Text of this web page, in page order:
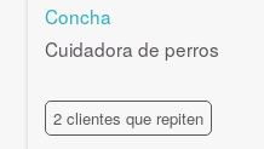
Concha
Cuidadora de perros
2 clientes que repiten